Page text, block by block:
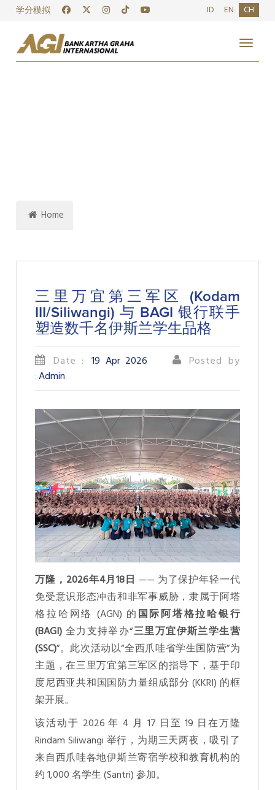
学分模拟 ID EN CH
Home
三里万宜第三军区 (Kodam
III/Siliwangi) 与 BAGI 银行联手
塑造数千名伊斯兰学生品格
Date : 19 Apr 2026
Posted by
:Admin
万隆，2026年4月18日 —— 为了保护年轻一代
免受意识形态冲击和非军事威胁，隶属于阿塔
格拉哈网络 (AGN) 的国际阿塔格拉哈银行
(BAGI) 全力支持举办“三里万宜伊斯兰学生营
(SSC)”。此次活动以“全西爪哇省学生国防营”为
主题，在三里万宜第三军区的指导下，基于印
度尼西亚共和国国防力量组成部分 (KKRI) 的框
架开展。
该活动于 2026 年 4 月 17 日至 19 日在万隆
Rindam Siliwangi 举行，为期三天两夜，吸引了
来自西爪哇各地伊斯兰寄宿学校和教育机构的
约 1,000 名学生 (Santri) 参加。